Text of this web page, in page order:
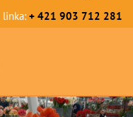
+ 421 903 712 281